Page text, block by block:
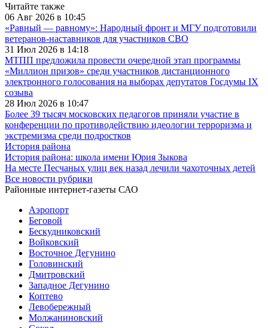
Читайте также
06 Авг 2026 в 10:45
«Равный — равному»: Народный фронт и МГУ подготовили
ветеранов-наставников для участников СВО
31 Июл 2026 в 14:18
МТПП предложила провести очередной этап программы
«Миллион призов» среди участников дистанционного
электронного голосования на выборах депутатов Госдумы IX
созыва
28 Июл 2026 в 10:47
Более 39 тысяч московских педагогов приняли участие в
конференции по противодействию идеологии терроризма и
экстремизма среди подростков
История района
История района: школа имени Юрия Зыкова
На месте Песчаных улиц век назад лечили чахоточных детей
Все новости рубрики
Районные интернет-газеты САО
Аэропорт
Беговой
Бескудниковский
Войковский
Восточное Дегунино
Головинский
Дмитровский
Западное Дегунино
Коптево
Левобережный
Молжаниновский